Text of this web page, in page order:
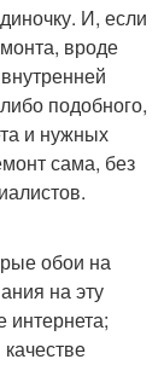
И, если
вроде
подобного,
и нужных
сама, без
обои на
на эту
интернета;